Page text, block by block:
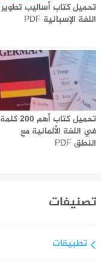
تحميل كتاب أساليب تطوير
اللغة الإسبانية PDF
تحميل كتاب أهم 200 كلمة
في اللغة الألمانية مع
النطق PDF
تصنيفات
تطبيقات